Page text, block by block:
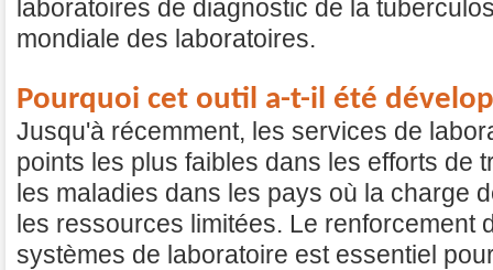
laboratoires de diagnostic de la
mondiale des laboratoires.
Pourquoi cet outil a-t-il été
Jusqu'à récemment, les services de
points les plus faibles dans les efforts de
les maladies dans les pays où la charge
les ressources limitées. Le renforcement
systèmes de laboratoire est essentiel